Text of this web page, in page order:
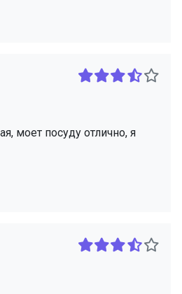
моет посуду отлично, я